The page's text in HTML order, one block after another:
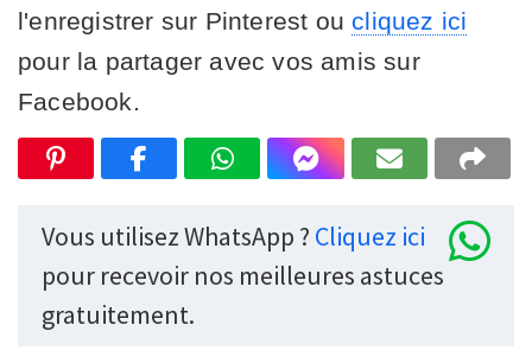
l'enregistrer sur Pinterest ou cliquez ici
pour la partager avec vos amis sur
Facebook.
Vous utilisez WhatsApp ? Cliquez ici
pour recevoir nos meilleures astuces
gratuitement.